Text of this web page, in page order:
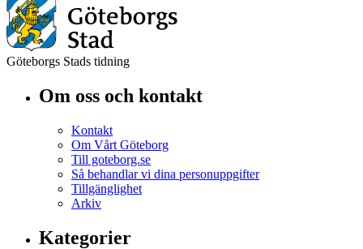
Göteborgs Stads tidning
Om oss och kontakt
Kontakt
Om Vårt Göteborg
Till goteborg.se
Så behandlar vi dina personuppgifter
Tillgänglighet
Arkiv
Kategorier